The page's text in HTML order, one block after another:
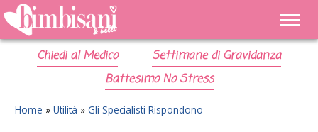
Chiedi al Medico
Settimane di Gravidanza
Battesimo No Stress
Home » Utilità » Gli Specialisti Rispondono